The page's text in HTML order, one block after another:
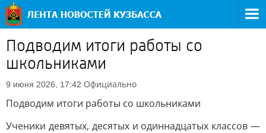
Подводим итоги работы со
школьниками
9 июня 2026, 17:42 Официально
Подводим итоги работы со школьниками
Ученики девятых, десятых и одиннадцатых классов —